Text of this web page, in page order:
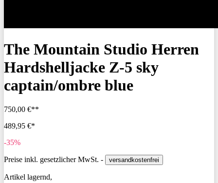
The Mountain Studio Herren
Hardshelljacke Z-5 sky
captain/ombre blue
750,00 €**
489,95 €*
-35%
Preise inkl. gesetzlicher MwSt. - versandkostenfrei
Artikel lagernd,